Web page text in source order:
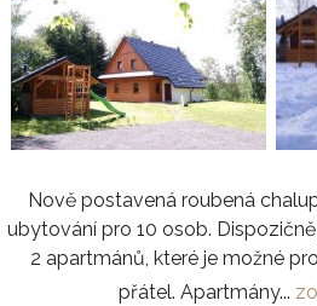
Nově postavená roubená
ubytování pro 10 osob.
2 apartmánů, které je možné
přátel. Apartmány...